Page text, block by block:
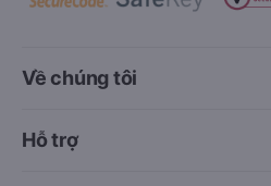
Về chúng tôi
Hỗ trợ